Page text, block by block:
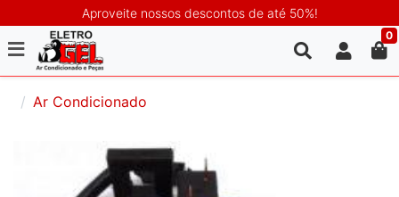
Aproveite nossos descontos de até 50%!
0
Ar Condicionado